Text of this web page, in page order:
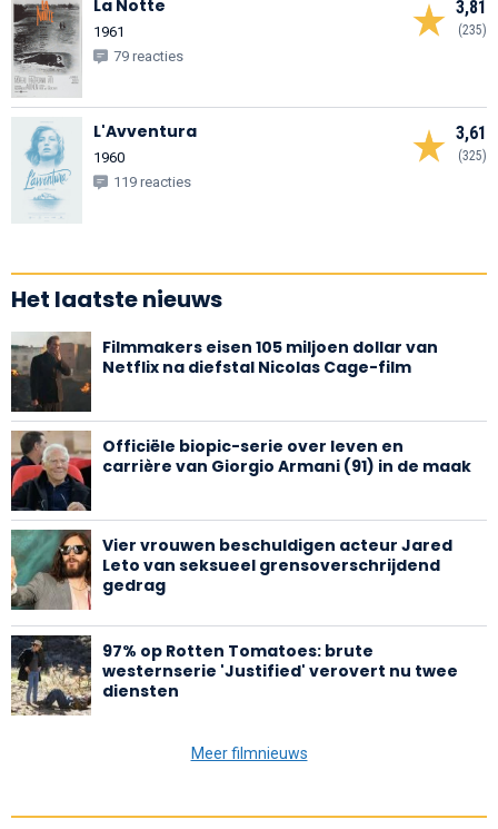
3,81
(235)
La Notte
1961
79 reacties
3,61
(325)
L'Avventura
1960
119 reacties
Het laatste nieuws
Filmmakers eisen 105 miljoen dollar van
Netflix na diefstal Nicolas Cage-film
Officiële biopic-serie over leven en
carrière van Giorgio Armani (91) in de maak
Vier vrouwen beschuldigen acteur Jared
Leto van seksueel grensoverschrijdend
gedrag
97% op Rotten Tomatoes: brute
westernserie 'Justified' verovert nu twee
diensten
Meer filmnieuws